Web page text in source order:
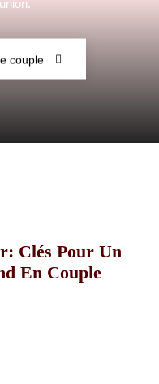
couple
Clés Pour Un
En Couple